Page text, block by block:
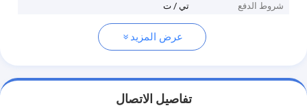
شروط الدفع
تي / ت
عرض المزيد
تفاصيل الاتصال